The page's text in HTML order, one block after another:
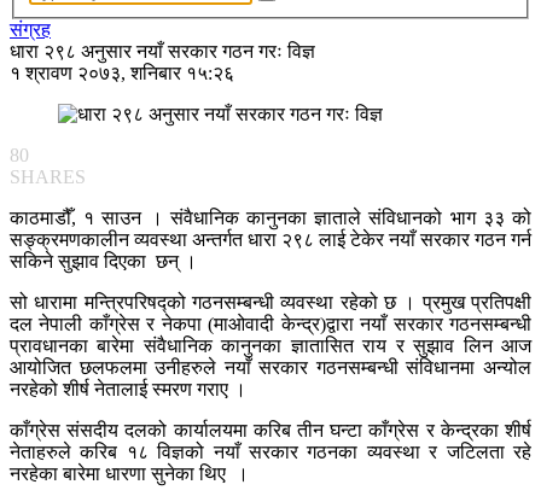
संग्रह
धारा २९८ अनुसार नयाँ सरकार गठन गरः विज्ञ
१ श्रावण २०७३, शनिबार १५:२६
80
SHARES
काठमाडौँ, १ साउन । संवैधानिक कानुनका ज्ञाताले संविधानको भाग ३३ को
सङ्क्रमणकालीन व्यवस्था अन्तर्गत धारा २९८ लाई टेकेर नयाँ सरकार गठन गर्न
सकिने सुझाव दिएका छन् ।
सो धारामा मन्त्रिपरिषद्को गठनसम्बन्धी व्यवस्था रहेको छ । प्रमुख प्रतिपक्षी
दल नेपाली काँग्रेस र नेकपा (माओवादी केन्द्र)द्वारा नयाँ सरकार गठनसम्बन्धी
प्रावधानका बारेमा संवैधानिक कानुनका ज्ञातासित राय र सुझाव लिन आज
आयोजित छलफलमा उनीहरुले नयाँ सरकार गठनसम्बन्धी संविधानमा अन्योल
नरहेको शीर्ष नेतालाई स्मरण गराए ।
काँग्रेस संसदीय दलको कार्यालयमा करिब तीन घन्टा काँग्रेस र केन्द्रका शीर्ष
नेताहरुले करिब १८ विज्ञको नयाँ सरकार गठनका व्यवस्था र जटिलता रहे
नरहेका बारेमा धारणा सुनेका थिए ।